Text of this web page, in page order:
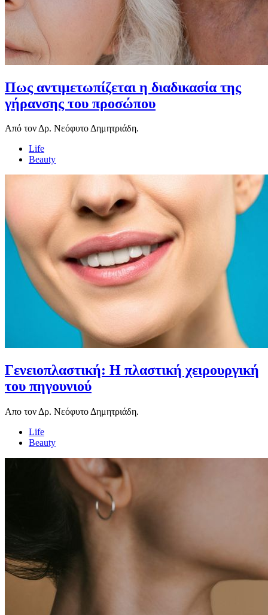
Πως αντιμετωπίζεται η διαδικασία της
γήρανσης του προσώπου
Από τον Δρ. Νεόφυτο Δημητριάδη.
Life
Beauty
Γενειοπλαστική: Η πλαστική χειρουργική
του πηγουνιού
Απο τον Δρ. Νεόφυτο Δημητριάδη.
Life
Beauty